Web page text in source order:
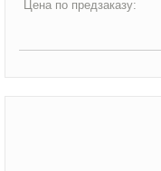
Цена по предзаказу: